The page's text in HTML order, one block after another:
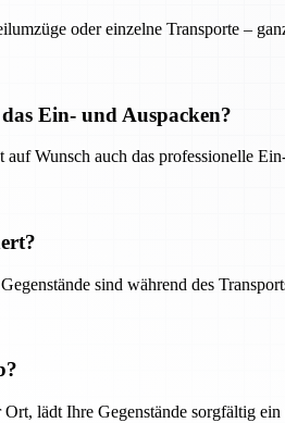
oder einzelne Transporte –
Ein- und Auspacken?
auf Wunsch auch das professionelle
sind während des
lädt Ihre Gegenstände sorgfältig